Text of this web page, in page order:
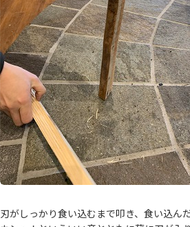
刃がしっかり食い込むまで叩き、食い込ん